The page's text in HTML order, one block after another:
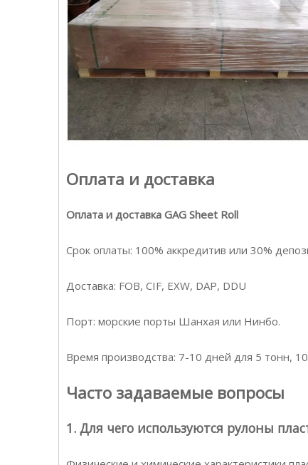
Оплата и доставка
Оплата и доставка GAG Sheet Roll
Срок оплаты: 100% аккредитив или 30%
Доставка: FOB, CIF, EXW, DAP, DDU
Порт: морские порты Шанхая или Нинбо.
Время производства: 7-10 дней для 5 тонн,
Часто задаваемые вопросы
1. Для чего используются рулоны